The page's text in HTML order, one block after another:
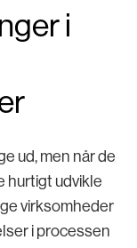
i
ud, men når de
hurtigt udvikle
virksomheder
i processen